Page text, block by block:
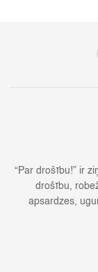
“Par drošību!” ir
drošību,
apsardzes,